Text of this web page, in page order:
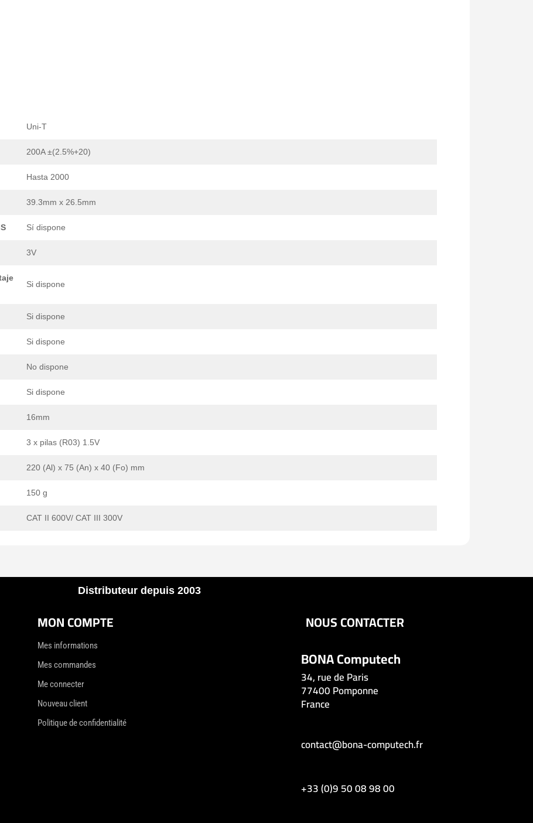
Uni-T
200A ±(2.5%+20)
Hasta 2000
39.3mm x 26.5mm
Sí dispone
3V
Si dispone
Si dispone
Si dispone
No dispone
Si dispone
16mm
3 x pilas (R03) 1.5V
220 (Al) x 75 (An) x 40 (Fo) mm
150 g
CAT II 600V/ CAT III 300V
Distributeur depuis 2003
MON COMPTE
Mes informations
Mes commandes
Me connecter
Nouveau client
Politique de confidentialité
NOUS CONTACTER
BONA Computech
34, rue de Paris
77400 Pomponne
France
contact@bona-computech.fr
+33 (0)9 50 08 98 00